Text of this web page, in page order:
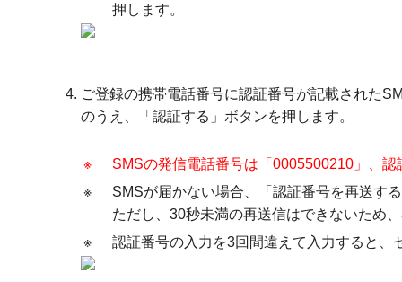
押します。
ご登録の携帯電話番号に認証番号が記載された
のうえ、「認証する」ボタンを押します。
※
SMSの発信電話番号は「0005500210」、
※
SMSが届かない場合、「認証番号を再送す
ただし、30秒未満の再送信はできないため
※
認証番号の入力を3回間違えて入力すると、